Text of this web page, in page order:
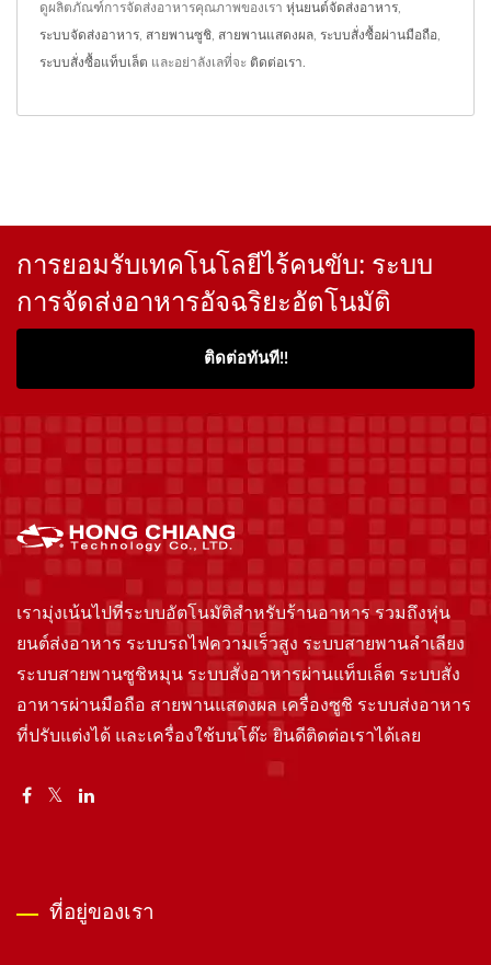
ดูผลิตภัณฑ์การจัดส่งอาหารคุณภาพของเรา หุ่นยนต์จัดส่งอาหาร
ระบบจัดส่งอาหาร สายพานซูชิ สายพานแสดงผล ระบบสั่งซื้อผ่านมือถือ
ระบบสั่งซื้อแท็บเล็ต และอย่าลังเลที่จะ ติดต่อเรา
การยอมรับเทคโนโลยีไร้คนขับ: ระบบ
การจัดส่งอาหารอัจฉริยะอัตโนมัติ
ติดต่อทันที!!
เรามุ่งเน้นไปที่ระบบอัตโนมัติสำหรับร้านอาหาร รวมถึงหุ่น
ยนต์ส่งอาหาร ระบบรถไฟความเร็วสูง ระบบสายพานลำเลียง
ระบบสายพานซูชิหมุน ระบบสั่งอาหารผ่านแท็บเล็ต ระบบสั่ง
อาหารผ่านมือถือ สายพานแสดงผล เครื่องซูชิ ระบบส่งอาหาร
ที่ปรับแต่งได้ และเครื่องใช้บนโต๊ะ ยินดีติดต่อเราได้เลย
ที่อยู่ของเรา